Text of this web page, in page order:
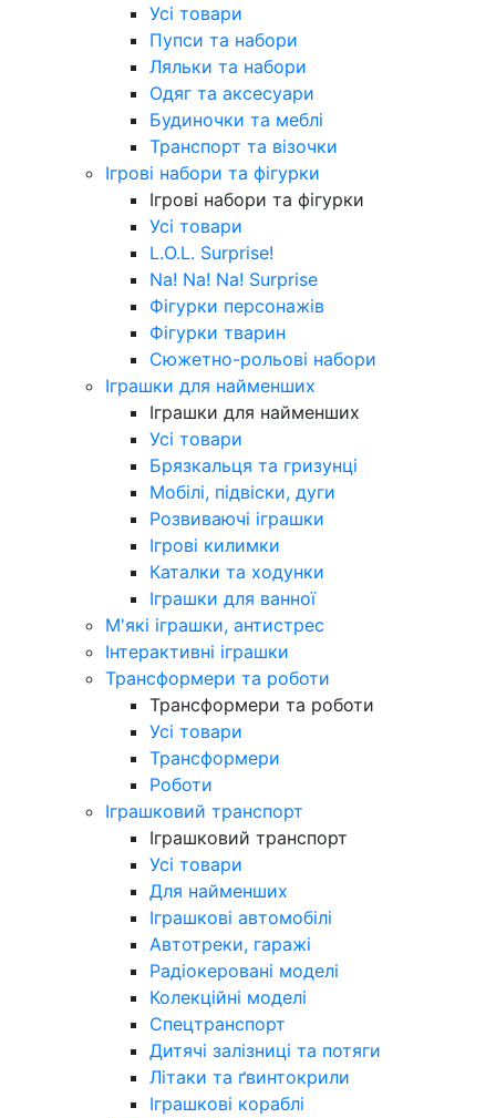
Усі товари
Пупси та набори
Ляльки та набори
Одяг та аксесуари
Будиночки та меблі
Транспорт та візочки
Ігрові набори та фігурки
Ігрові набори та фігурки
Усі товари
L.O.L. Surprise!
Na! Na! Na! Surprise
Фігурки персонажів
Фігурки тварин
Сюжетно-рольові набори
Іграшки для найменших
Іграшки для найменших
Усі товари
Брязкальця та гризунці
Мобілі, підвіски, дуги
Розвиваючі іграшки
Ігрові килимки
Каталки та ходунки
Іграшки для ванної
М'які іграшки, антистрес
Інтерактивні іграшки
Трансформери та роботи
Трансформери та роботи
Усі товари
Трансформери
Роботи
Іграшковий транспорт
Іграшковий транспорт
Усі товари
Для найменших
Іграшкові автомобілі
Автотреки, гаражі
Радіокеровані моделі
Колекційні моделі
Спецтранспорт
Дитячі залізниці та потяги
Літаки та ґвинтокрили
Іграшкові кораблі